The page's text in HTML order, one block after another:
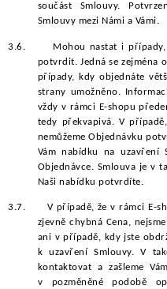
součást Smlouvy.
Smlouvy mezi Námi a Vámi.
3.6.
Mohou nastat i
potvrdit. Jedná se zejména
případy, kdy objednáte
strany umožněno.
vždy v rámci E-shopu
tedy překvapivá. V
nemůžeme Objednávku
Vám nabídku na uzavření
Objednávce. Smlouva je v
Naši nabídku potvrdíte.
3.7.
V případě, že v rámci E-
zjevně chybná Cena,
ani v případě, kdy jste
k uzavření Smlouvy. V
kontaktovat a zašleme
v pozměněné podobě